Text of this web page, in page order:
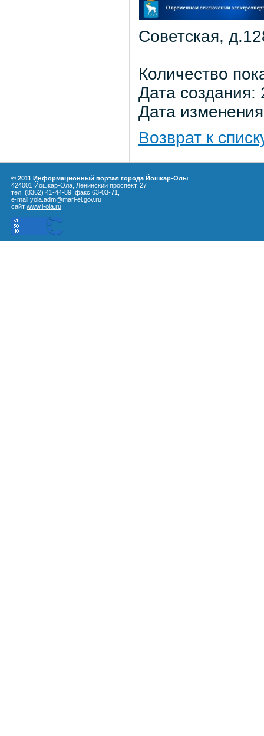
Советская,
Количество
Дата
Дата
Возврат к
© 2011 Информационный портал города Йошкар-Олы
424001 Йошкар-Ола, Ленинский проспект, 27
тел. (8362) 41-44-89, факс 63-03-71,
e-mail yola.adm@mari-el.gov.ru
сайт www.i-ola.ru